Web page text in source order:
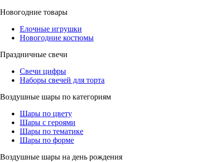
Новогодние товары
Елочные игрушки
Новогодние костюмы
Праздничные свечи
Свечи цифры
Наборы свечей для торта
Воздушные шары по категориям
Шары по цвету
Шары с героями
Шары по тематике
Шары по форме
Воздушные шары на день рождения